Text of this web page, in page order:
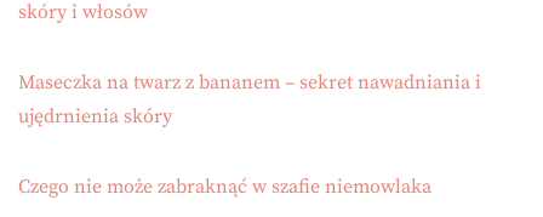
skóry i włosów
Maseczka na twarz z bananem – sekret nawadniania i
ujędrnienia skóry
Czego nie może zabraknąć w szafie niemowlaka